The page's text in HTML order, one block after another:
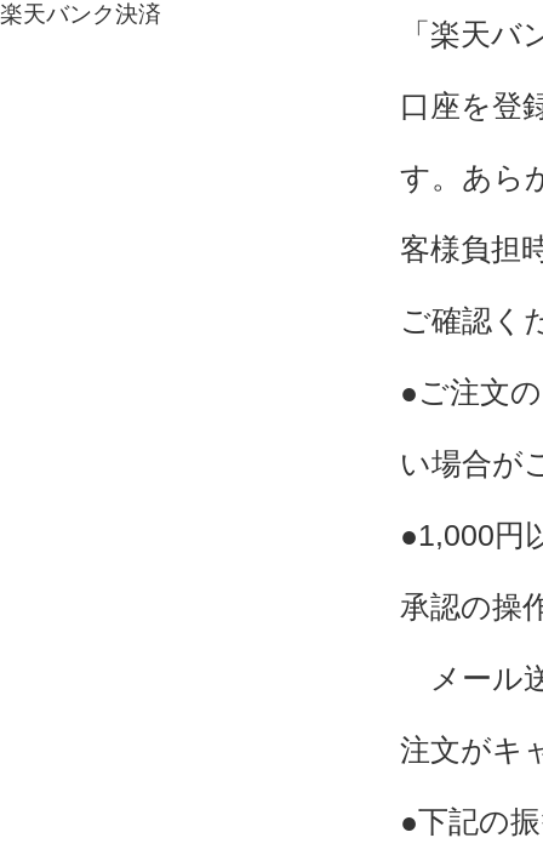
楽天バンク決済
「楽天
口座を登
す。あら
客様負担
ご確認く
●ご注文
い場合が
●1,000円
承認の操
メール
注文がキ
●下記の